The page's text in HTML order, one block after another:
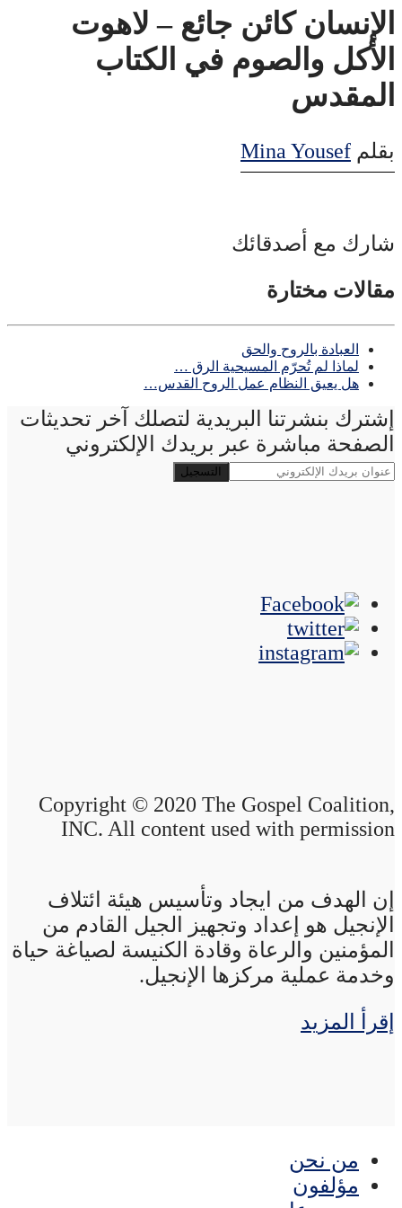
الإنسان كائن جائع – لاهوت
الأكل والصوم في الكتاب
المقدس
بقلم Mina Yousef
شارك مع أصدقائك
مقالات مختارة
العبادة بالروح والحق
لماذا لم تُحرّم المسيحية الرق …
هل يعيق النظام عمل الروح القدس…
إشترك بنشرتنا البريدية لتصلك آخر تحديثات
الصفحة مباشرة عبر بريدك الإلكتروني
Copyright © 2020 The Gospel Coalition,
INC. All content used with permission
إن الهدف من ايجاد وتأسيس هيئة ائتلاف
الإنجيل هو إعداد وتجهيز الجيل القادم من
المؤمنين والرعاة وقادة الكنيسة لصياغة حياة
وخدمة عملية مركزها الإنجيل.
إقرأ المزيد
من نحن
مؤلفون